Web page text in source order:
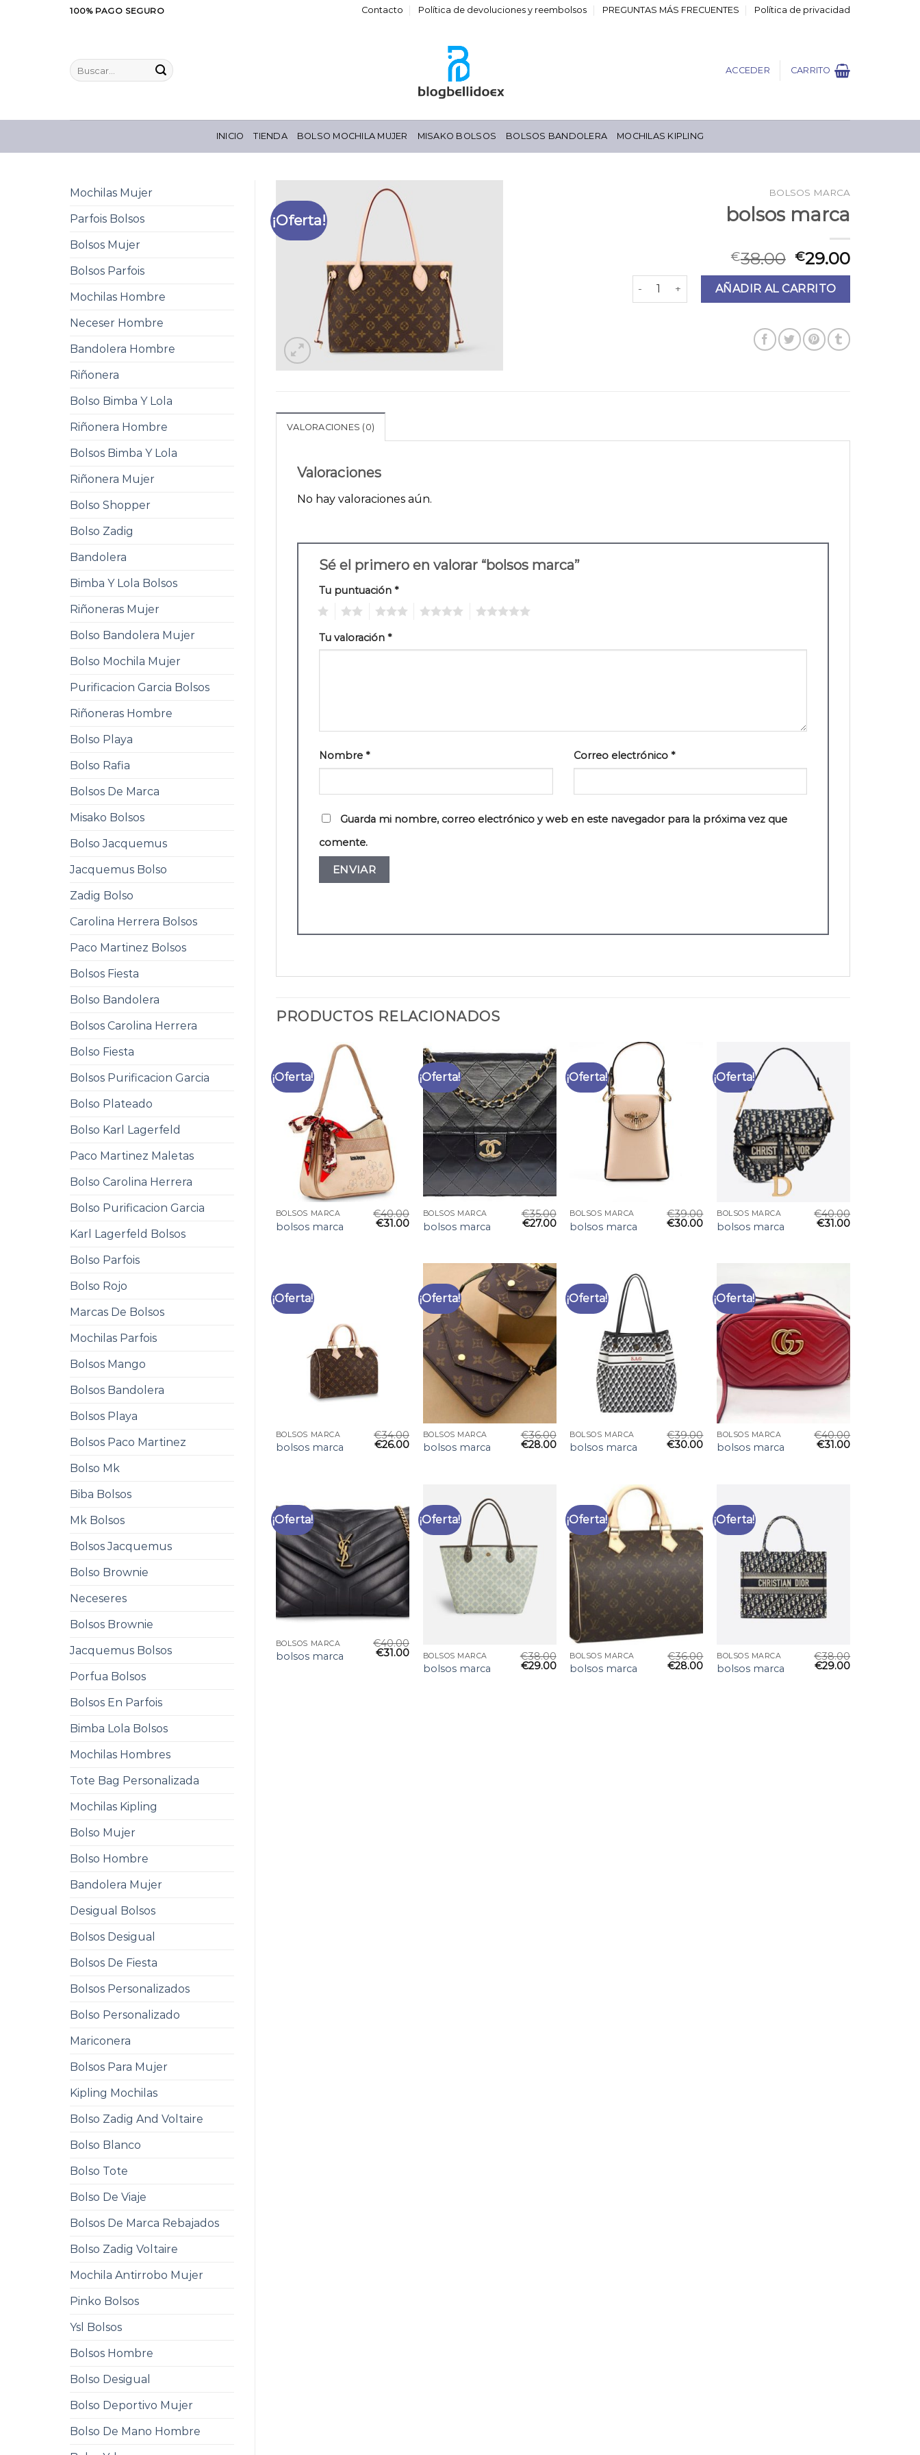
100% PAGO SEGURO Contacto Política de devoluciones y reembolsos PREGUNTAS MÁS FRECUENTES Política de privacidad
Buscar
por:
ACCEDER CARRITO
INICIO TIENDA BOLSO MOCHILA MUJER MISAKO BOLSOS BOLSOS BANDOLERA MOCHILAS KIPLING
Mochilas Mujer
Parfois Bolsos
Bolsos Mujer
Bolsos Parfois
Mochilas Hombre
Neceser Hombre
Bandolera Hombre
Riñonera
Bolso Bimba Y Lola
Riñonera Hombre
Bolsos Bimba Y Lola
Riñonera Mujer
Bolso Shopper
Bolso Zadig
Bandolera
Bimba Y Lola Bolsos
Riñoneras Mujer
Bolso Bandolera Mujer
Bolso Mochila Mujer
Purificacion Garcia Bolsos
Riñoneras Hombre
Bolso Playa
Bolso Rafia
Bolsos De Marca
Misako Bolsos
Bolso Jacquemus
Jacquemus Bolso
Zadig Bolso
Carolina Herrera Bolsos
Paco Martinez Bolsos
Bolsos Fiesta
Bolso Bandolera
Bolsos Carolina Herrera
Bolso Fiesta
Bolsos Purificacion Garcia
Bolso Plateado
Bolso Karl Lagerfeld
Paco Martinez Maletas
Bolso Carolina Herrera
Bolso Purificacion Garcia
Karl Lagerfeld Bolsos
Bolso Parfois
Bolso Rojo
Marcas De Bolsos
Mochilas Parfois
Bolsos Mango
Bolsos Bandolera
Bolsos Playa
Bolsos Paco Martinez
Bolso Mk
Biba Bolsos
Mk Bolsos
Bolsos Jacquemus
Bolso Brownie
Neceseres
Bolsos Brownie
Jacquemus Bolsos
Porfua Bolsos
Bolsos En Parfois
Bimba Lola Bolsos
Mochilas Hombres
Tote Bag Personalizada
Mochilas Kipling
Bolso Mujer
Bolso Hombre
Bandolera Mujer
Desigual Bolsos
Bolsos Desigual
Bolsos De Fiesta
Bolsos Personalizados
Bolso Personalizado
Mariconera
Bolsos Para Mujer
Kipling Mochilas
Bolso Zadig And Voltaire
Bolso Blanco
Bolso Tote
Bolso De Viaje
Bolsos De Marca Rebajados
Bolso Zadig Voltaire
Mochila Antirrobo Mujer
Pinko Bolsos
Ysl Bolsos
Bolsos Hombre
Bolso Desigual
Bolso Deportivo Mujer
Bolso De Mano Hombre
¡Oferta!
BOLSOS MARCA
bolsos marca
€38.00 €29.00
bolsos marca cantidadAÑADIR AL CARRITO
VALORACIONES (0)
Valoraciones
No hay valoraciones aún.
Sé el primero en valorar “bolsos marca”
Tu puntuación *
Tu valoración *
Nombre * Correo electrónico *
Guarda mi nombre, correo electrónico y web en este navegador para la próxima vez que
comente.
PRODUCTOS RELACIONADOS
¡Oferta!
BOLSOS MARCA
bolsos marca
€40.00
€31.00
¡Oferta!
BOLSOS MARCA
bolsos marca
€35.00
€27.00
¡Oferta!
BOLSOS MARCA
bolsos marca
€39.00
€30.00
¡Oferta!
BOLSOS MARCA
bolsos marca
€40.00
€31.00
¡Oferta!
BOLSOS MARCA
bolsos marca
€34.00
€26.00
¡Oferta!
BOLSOS MARCA
bolsos marca
€36.00
€28.00
¡Oferta!
BOLSOS MARCA
bolsos marca
€39.00
€30.00
¡Oferta!
BOLSOS MARCA
bolsos marca
€40.00
€31.00
¡Oferta!
BOLSOS MARCA
bolsos marca
€40.00
€31.00
¡Oferta!
BOLSOS MARCA
bolsos marca
€38.00
€29.00
¡Oferta!
BOLSOS MARCA
bolsos marca
€36.00
€28.00
¡Oferta!
BOLSOS MARCA
bolsos marca
€38.00
€29.00